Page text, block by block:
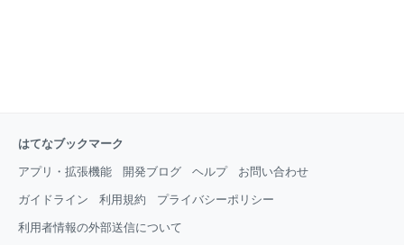
はてなブックマーク
アプリ・拡張機能 開発ブログ ヘルプ お問い合わせ
ガイドライン 利用規約 プライバシーポリシー
利用者情報の外部送信について